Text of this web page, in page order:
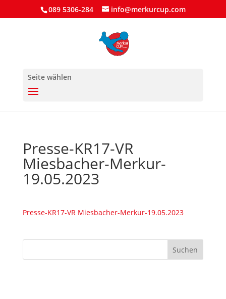
089 5306-284 info@merkurcup.com
Seite wählen
Presse-KR17-VR
Miesbacher-Merkur-
19.05.2023
Presse-KR17-VR Miesbacher-Merkur-19.05.2023
Suchen